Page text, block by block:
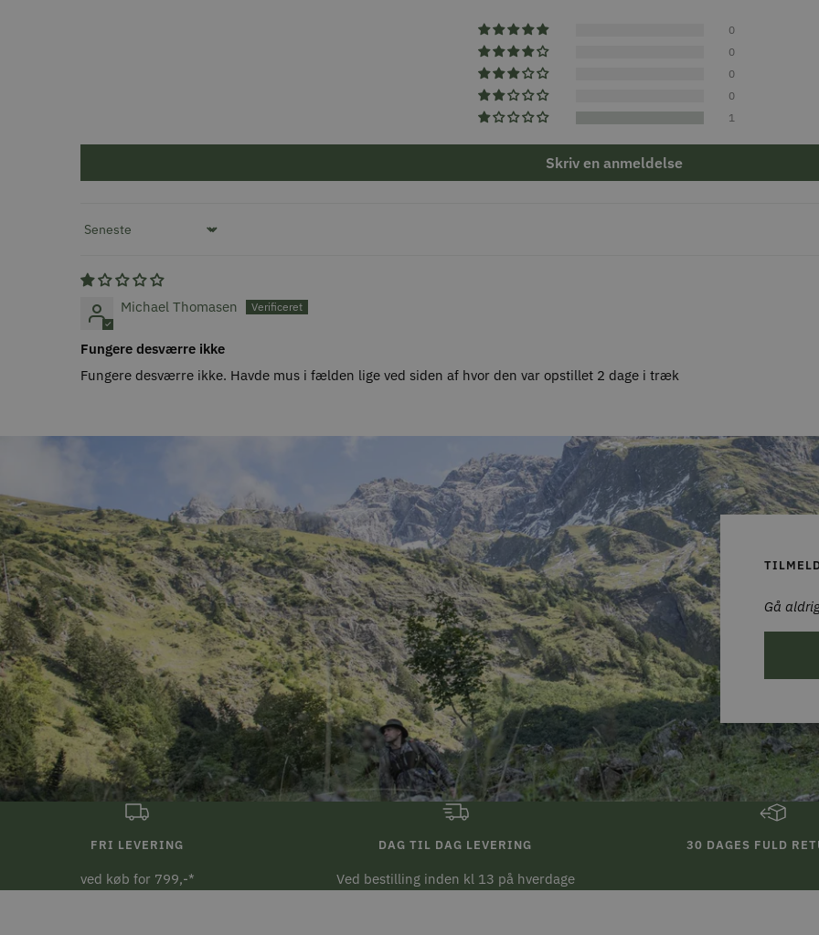
0
0
0
0
1
Skriv en anmeldelse
Sort by
Michael Thomasen
Fungere desværre ikke
Fungere desværre ikke. Havde mus i fælden lige ved siden af hvor den var opstillet 2 dage i træk
Gå
FRI LEVERING
ved køb for 799,-*
DAG TIL DAG LEVERING
Ved bestilling inden kl 13 på hverdage
30 DAGES FULD